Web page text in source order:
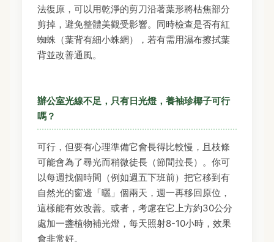
法復原，可以用乾淨的剪刀沿著葉形將枯焦部分
剪掉，避免整體美觀受影響。同時檢查是否有紅
蜘蛛（葉背有細小蛛網），若有需用濕布擦拭葉
背並改善通風。
辦公室光線不足，只有日光燈，養袖珍椰子可行
嗎？
可行，但要有心理準備它會長得比較慢，且枝條
可能會為了尋光而稍微徒長（節間拉長）。你可
以每週找個時間（例如週五下班前）把它移到有
自然光的窗邊「曬」個兩天，週一再移回原位，
這樣能有效改善。或者，考慮在它上方約30公分
處加一盞植物補光燈，每天照射8-10小時，效果
會非常好。